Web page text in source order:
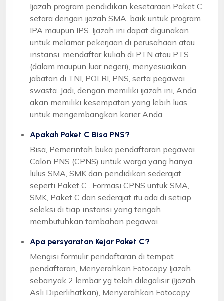
Ijazah program pendidikan kesetaraan Paket C
setara dengan ijazah SMA, baik untuk program
IPA maupun IPS. Ijazah ini dapat digunakan
untuk melamar pekerjaan di perusahaan atau
instansi, mendaftar kuliah di PTN atau PTS
(dalam maupun luar negeri), menyesuaikan
jabatan di TNI, POLRI, PNS, serta pegawai
swasta. Jadi, dengan memiliki ijazah ini, Anda
akan memiliki kesempatan yang lebih luas
untuk mengembangkan karier Anda.
Apakah Paket C Bisa PNS?
Bisa, Pemerintah buka pendaftaran pegawai
Calon PNS (CPNS) untuk warga yang hanya
lulus SMA, SMK dan pendidikan sederajat
seperti Paket C . Formasi CPNS untuk SMA,
SMK, Paket C dan sederajat itu ada di setiap
seleksi di tiap instansi yang tengah
membutuhkan tambahan pegawai.
Apa persyaratan Kejar Paket C?
Mengisi formulir pendaftaran di tempat
pendaftaran, Menyerahkan Fotocopy Ijazah
sebanyak 2 lembar yg telah dilegalisir (Ijazah
Asli Diperlihatkan), Menyerahkan Fotocopy